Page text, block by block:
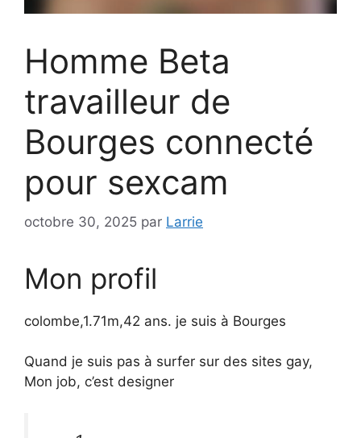
Homme Beta
travailleur de
Bourges connecté
pour sexcam
octobre 30, 2025 par Larrie
Mon profil
colombe,1.71m,42 ans. je suis à Bourges
Quand je suis pas à surfer sur des sites gay,
Mon job, c’est designer